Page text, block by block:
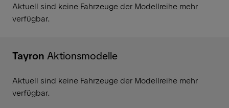
Aktuell sind keine Fahrzeuge der Modellreihe mehr
verfügbar.
Tayron Aktionsmodelle
Aktuell sind keine Fahrzeuge der Modellreihe mehr
verfügbar.